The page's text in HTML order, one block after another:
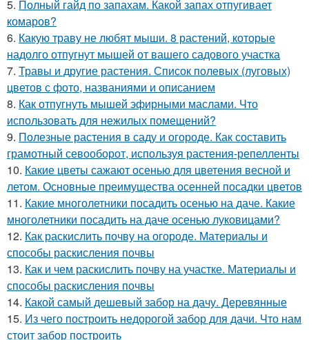
5. Полный гайд по запахам. Какой запах отпугивает
комаров?
6. Какую траву не любят мыши. 8 растений, которые
надолго отпугнут мышей от вашего садового участка
7. Травы и другие растения. Список полевых (луговых)
цветов с фото, названиями и описанием
8. Как отпугнуть мышей эфирными маслами. Что
использовать для нежилых помещений?
9. Полезные растения в саду и огороде. Как составить
грамотный севооборот, используя растения-репелленты
10. Какие цветы сажают осенью для цветения весной и
летом. Основные преимущества осенней посадки цветов
11. Какие многолетники посадить осенью на даче. Какие
многолетники посадить на даче осенью луковицами?
12. Как раскислить почву на огороде. Материалы и
способы раскисления почвы
13. Как и чем раскислить почву на участке. Материалы и
способы раскисления почвы
14. Какой самый дешевый забор на дачу. Деревянные
15. Из чего построить недорогой забор для дачи. Что нам
стоит забор построить